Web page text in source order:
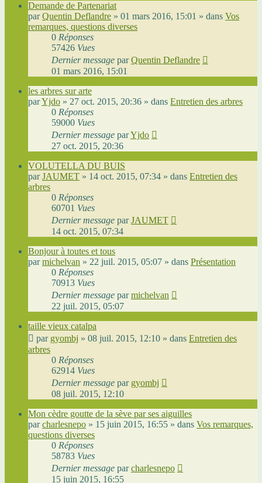
Demande de Partenariat
parQuentin Deflandre » 01 mars 2016, 15:01 » dans Vos
remarques, questions diverses
0 Réponses
57426 Vues
Dernier message parQuentin Deflandre
01 mars 2016, 15:01
les arbres sur arte
parYjdo » 27 oct. 2015, 20:36 » dans Entretien des arbres
0 Réponses
59000 Vues
Dernier message parYjdo
27 oct. 2015, 20:36
VOLUTELLA DU BUIS
parJAUMET » 14 oct. 2015, 07:34 » dans Entretien des
arbres
0 Réponses
60701 Vues
Dernier message parJAUMET
14 oct. 2015, 07:34
Bonjour à toutes et tous
parmichelvan » 22 juil. 2015, 05:07 » dans Présentation
0 Réponses
70913 Vues
Dernier message parmichelvan
22 juil. 2015, 05:07
taille vieux catalpa
par gyombj » 08 juil. 2015, 12:10 » dans Entretien des
arbres
0 Réponses
62914 Vues
Dernier message par gyombj
08 juil. 2015, 12:10
Mon cèdre goutte de la sève par ses aiguilles
parcharlesnepo » 15 juin 2015, 16:55 » dans Vos remarques,
questions diverses
0 Réponses
58783 Vues
Dernier message parcharlesnepo
15 juin 2015, 16:55